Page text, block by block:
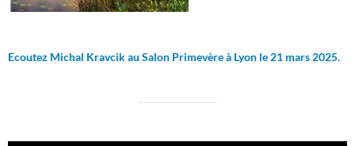
Ecoutez Michal Kravcik au Salon Primevère à Lyon le 21 mars 2025.